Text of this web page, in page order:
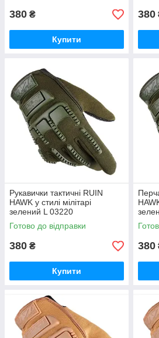
380 ₴
Купити
380
Рукавички тактичні RUIN
HAWK у стилі мілітарі
зелений L 03220
Готово до відправки
380 ₴
Купити
380